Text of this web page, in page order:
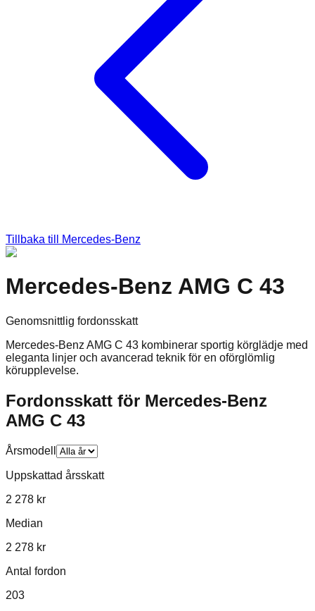
Tillbaka till Mercedes-Benz
Mercedes-Benz AMG C 43
Genomsnittlig fordonsskatt
Mercedes-Benz AMG C 43 kombinerar sportig körglädje med
eleganta linjer och avancerad teknik för en oförglömlig
körupplevelse.
Fordonsskatt för Mercedes-Benz
AMG C 43
Årsmodell
Uppskattad årsskatt
2 278 kr
Median
2 278 kr
Antal fordon
203